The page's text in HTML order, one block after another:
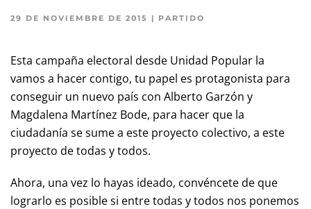
29 DE NOVIEMBRE DE 2015 | PARTIDO
Esta campaña electoral desde Unidad Popular la
vamos a hacer contigo, tu papel es protagonista para
conseguir un nuevo país con Alberto Garzón y
Magdalena Martínez Bode, para hacer que la
ciudadanía se sume a este proyecto colectivo, a este
proyecto de todas y todos.
Ahora, una vez lo hayas ideado, convéncete de que
lograrlo es posible si entre todas y todos nos ponemos